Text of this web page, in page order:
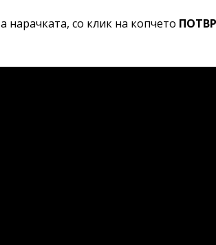
нарачката, со клик на копчето